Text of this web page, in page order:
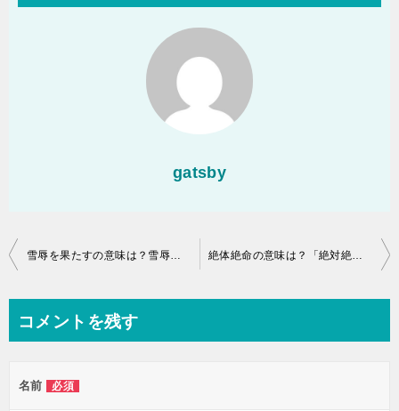
gatsby
投
ビ
ー
雪辱を果たすの意味は？雪辱を晴らすは間違い？ 絶体絶命の意味は？「絶対絶命」と正しいのはどっち？
コメントを残す
名前 必須